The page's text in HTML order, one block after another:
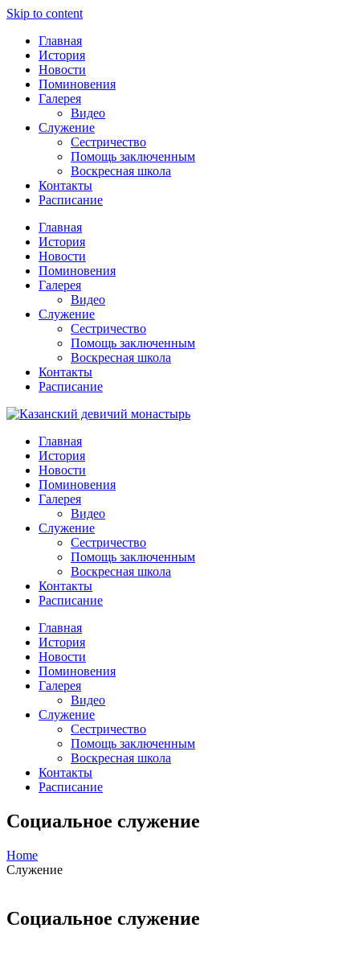
Skip to content
Главная
История
Новости
Поминовения
Галерея
Видео
Служение
Сестричество
Помощь заключенным
Воскресная школа
Контакты
Расписание
Главная
История
Новости
Поминовения
Галерея
Видео
Служение
Сестричество
Помощь заключенным
Воскресная школа
Контакты
Расписание
Главная
История
Новости
Поминовения
Галерея
Видео
Служение
Сестричество
Помощь заключенным
Воскресная школа
Контакты
Расписание
Главная
История
Новости
Поминовения
Галерея
Видео
Служение
Сестричество
Помощь заключенным
Воскресная школа
Контакты
Расписание
Социальное служение
Home
Служение
Социальное служение